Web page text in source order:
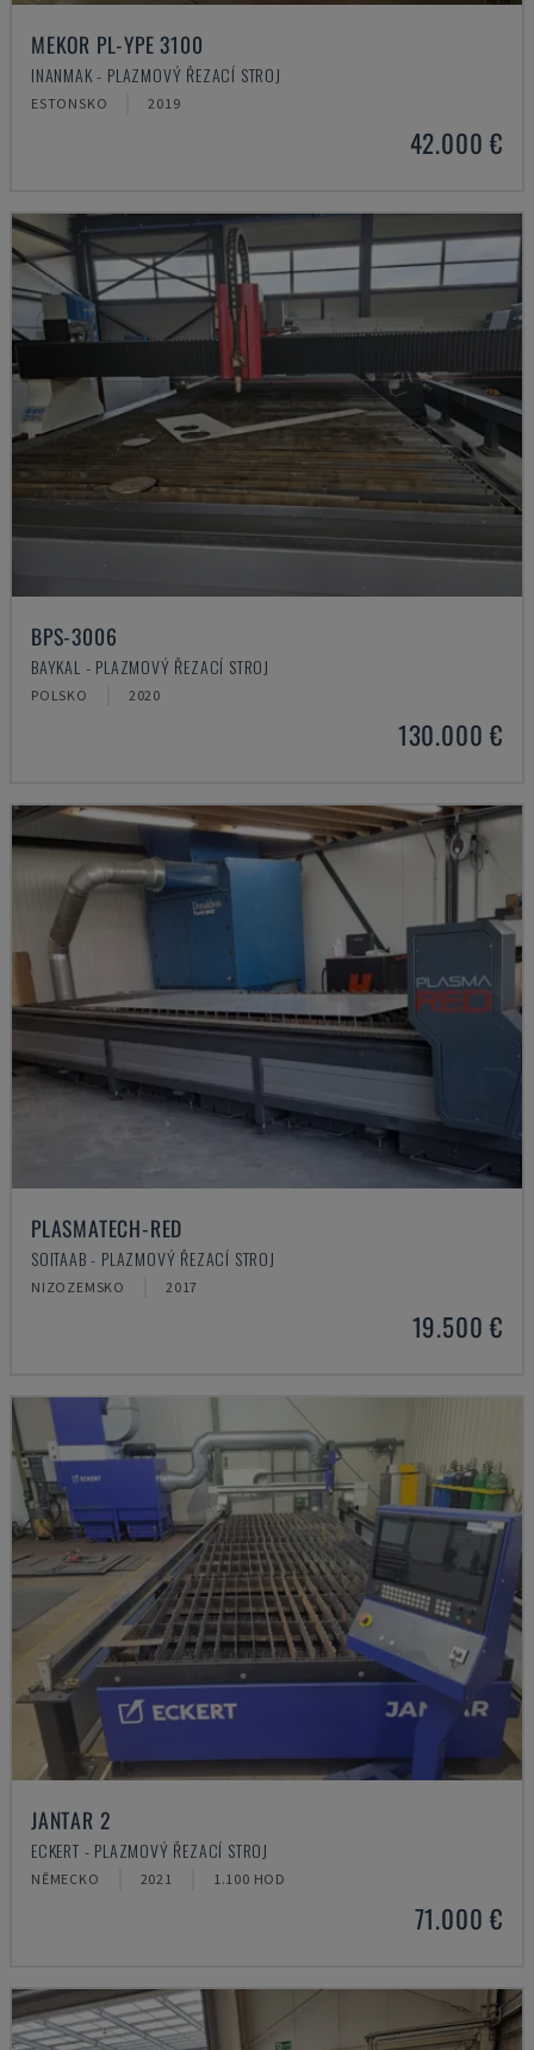
MEKOR PL-YPE 3100
INANMAK - PLAZMOVÝ ŘEZACÍ STROJ
ESTONSKO 2019
42.000 €
BPS-3006
BAYKAL - PLAZMOVÝ ŘEZACÍ STROJ
POLSKO 2020
130.000 €
PLASMATECH-RED
SOITAAB - PLAZMOVÝ ŘEZACÍ STROJ
NIZOZEMSKO 2017
19.500 €
JANTAR 2
ECKERT - PLAZMOVÝ ŘEZACÍ STROJ
NĚMECKO 2021 1.100 HOD
71.000 €